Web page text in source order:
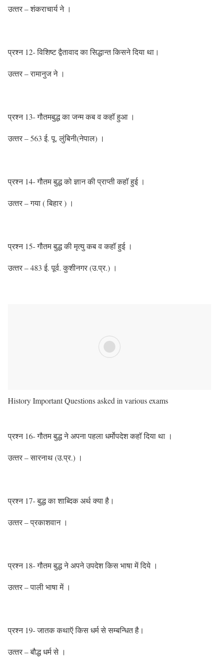
उत्‍तर – शंकराचार्य ने ।
प्रश्‍न 12- विशिष्‍ट द्वैतावाद का सिद्धान्‍त किसने दिया था।
उत्‍तर – रामानुज ने ।
प्रश्‍न 13- गौतमबुद्ध का जन्‍म कब व कहॉ हुआ ।
उत्‍तर – 563 ई. पू. लुंबिनी(नेपाल) ।
प्रश्‍न 14- गौतम बुद्ध को ज्ञान की प्राप्‍ती कहॉ हुई ।
उत्‍तर – गया ( बिहार ) ।
प्रश्‍न 15- गौतम बुद्ध की मृत्‍यु कब व कहॉ हुई ।
उत्‍तर – 483 ई. पूर्व. कुशीनगर (उ.प्र.) ।
History Important Questions asked in various exams
प्रश्‍न 16- गौतम बुद्ध ने अपना पहला धर्मोपदेश कहॉ दिया था ।
उत्‍तर – सारनाथ (उ.प्र.) ।
प्रश्‍न 17- बुद्ध का शाब्दिक अर्थ क्‍या है।
उत्‍तर – प्रकाशवान ।
प्रश्‍न 18- गौतम बु‍द्ध ने अपने उपदेश किस भाषा में दिये ।
उत्‍तर – पाली भाषा में ।
प्रश्‍न 19- जातक कथाऍ किस धर्म से सम्‍बन्धित है।
उत्‍तर – बौद्ध धर्म से ।